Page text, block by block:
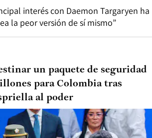
interés con Daemon Targaryen ha
la peor versión de sí mismo”
un paquete de seguridad
para Colombia tras
al poder